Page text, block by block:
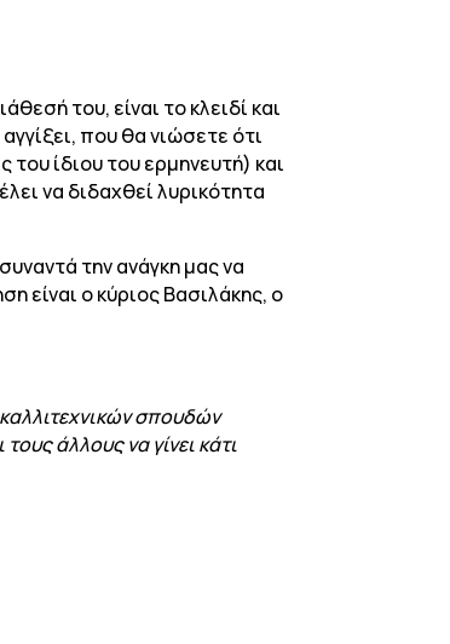
του, είναι το κλειδί και
που θα νιώσετε ότι
ίδιου του ερμηνευτή) και
να διδαχθεί λυρικότητα
την ανάγκη μας να
είναι ο κύριος Βασιλάκης, ο
σπουδών
άλλους να γίνει κάτι